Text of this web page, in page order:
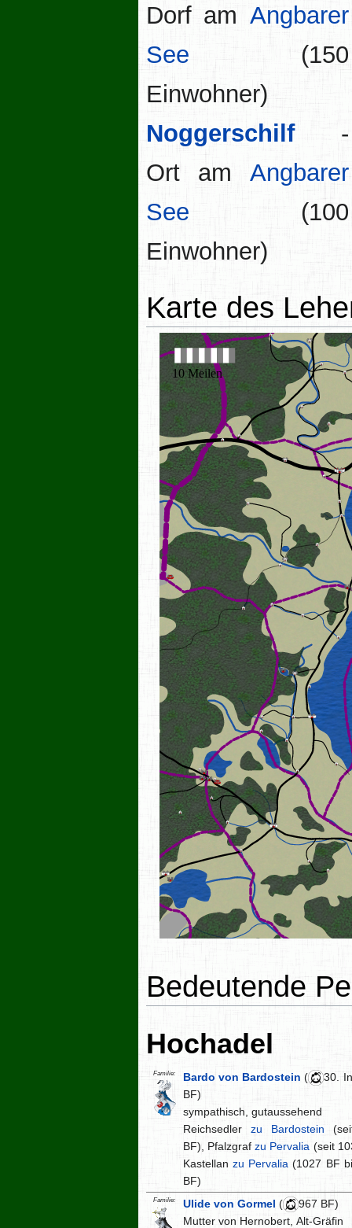
Dorf am Angbarer
See (150
Einwohner)
Noggerschilf-
Ort am Angbarer
See (100
Einwohner)
Karte des
Bedeutende
Hochadel
Familie: Bardo von Bardostein (
30.
BF)
sympathisch, gutaussehend
Reichsedler zu Bardostein
BF), Pfalzgraf zu Pervalia (seit
Kastellan zu Pervalia (1027 BF
BF)
Familie: Ulide von Gormel (
967 BF)
Mutter von Hernobert, Alt-Gräfin